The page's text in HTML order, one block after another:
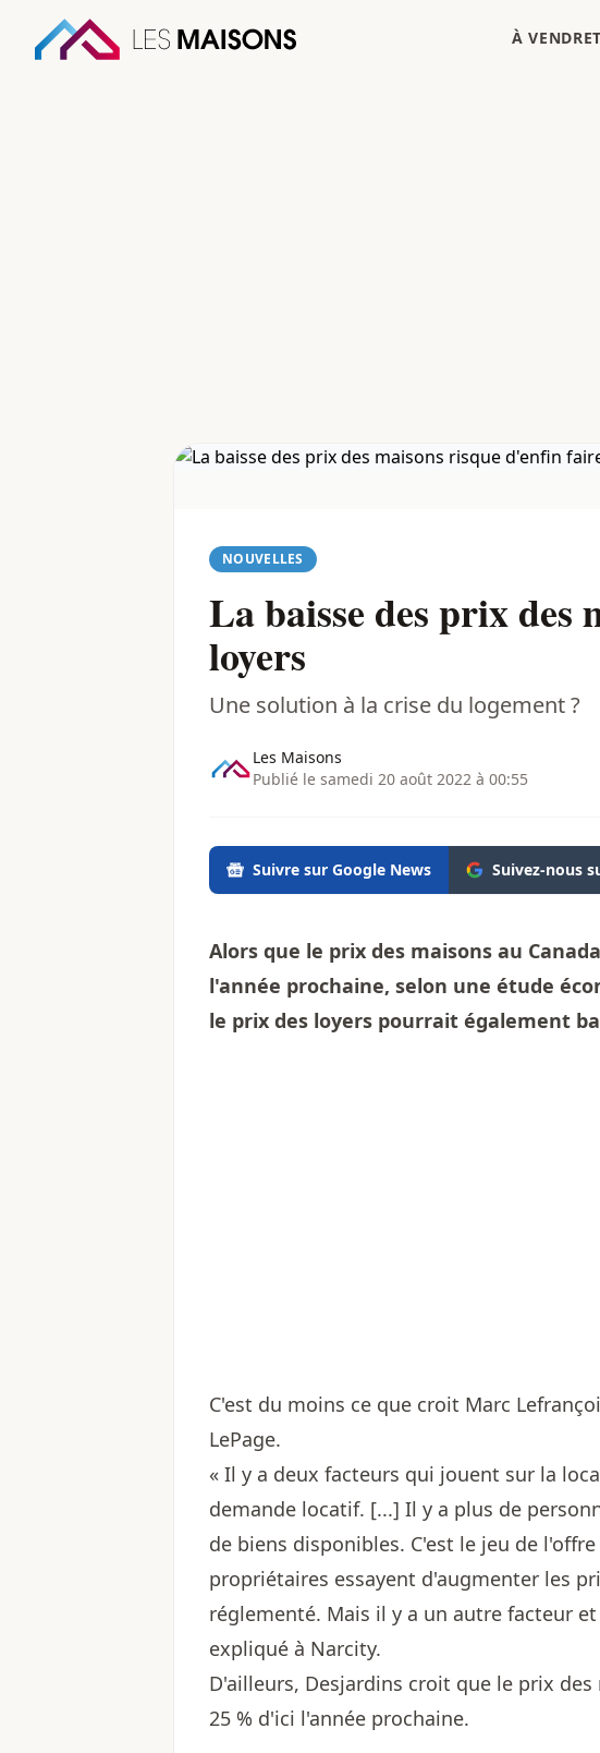
À VENDRE
NOUVELLES
La baisse des prix des
loyers
Une solution à la crise du logement ?
Les Maisons
Publié le samedi 20 août 2022 à 00:55
Suivre sur Google News Suivez-nous
Alors que le prix des maisons au
l'année prochaine, selon une étude
le prix des loyers pourrait également
C'est du moins ce que croit Marc
LePage.
« Il y a deux facteurs qui jouent sur la
demande locatif. [...] Il y a plus de
de biens disponibles. C'est le jeu de
propriétaires essayent d'augmenter les
réglementé. Mais il y a un autre facteur
expliqué à Narcity.
D'ailleurs, Desjardins croit que le prix
25 % d'ici l'année prochaine.